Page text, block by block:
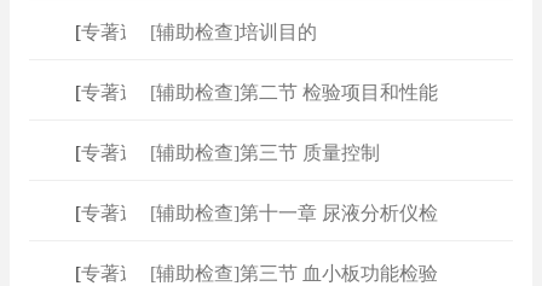
专著速查 ]
[辅助检查]培训目的
专著速查 ]
[辅助检查]第二节 检验项目和性能
专著速查 ]
[辅助检查]第三节 质量控制
专著速查 ]
[辅助检查]第十一章 尿液分析仪检
专著速查 ]
[辅助检查]第三节 血小板功能检验